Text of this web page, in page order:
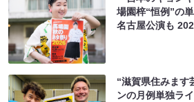
場園梓“恒例”の
名古屋公演も
“滋賀県住みます
ンの月例単独ラ